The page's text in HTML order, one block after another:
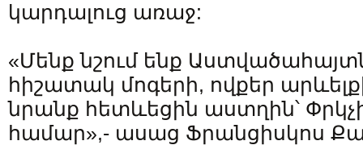
կարդալուց առաջ:
«Մենք նշում ենք
հիշատակ մոգերի, ովքեր
նրանք հետևեցին աստղին՝
համար»,- ասաց Ֆրանցիսկոս